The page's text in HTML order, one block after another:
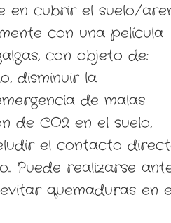
en cubrir el suelo/
con una película
con objeto de:
disminuir la
de malas
de CO2 en el suelo,
el contacto
Puede realizarse
quemaduras en